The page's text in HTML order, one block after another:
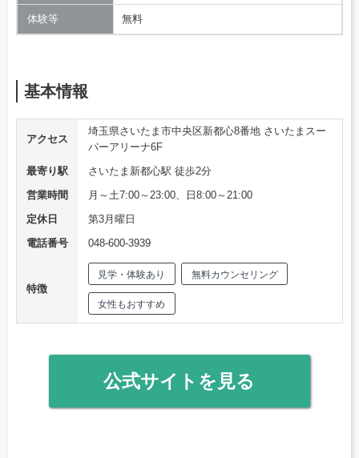
体験等 無料
基本情報
アクセス
埼玉県さいたま市中央区新都心8番地 さいたまスー
パーアリーナ6F
最寄り駅
さいたま新都心駅 徒歩2分
営業時間
月～土7:00～23:00、日8:00～21:00
定休日
第3月曜日
電話番号
048-600-3939
特徴
見学・体験あり 無料カウンセリング
女性もおすすめ
公式サイトを見る